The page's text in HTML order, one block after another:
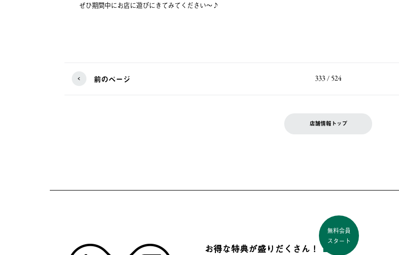
ぜひ期間中にお店に遊びにきてみてください～♪
前のページ 333 / 524
店舗情報トップ
お得な特典が盛りだくさん！
無料会員
スタート